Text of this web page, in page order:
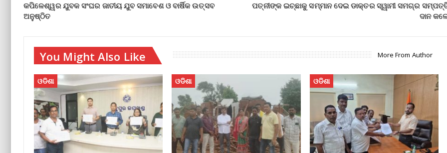
କପିଳେଶ୍ୱର ଯୁବକ ସଂଘର ଜାତୀୟ ଯୁବ ସମାବେଶ ଓ ବାର୍ଷିକ ଉତ୍ସବ
ଅନୁଷ୍ଠିତ
ପତ୍ନୀଙ୍କ ଇଚ୍ଛାକୁ ସମ୍ମାନ ଦେଇ ଡାକ୍ତର ସ୍ୱାମୀ ସମଗ୍ର
ଦାନ
You Might Also Like More From Author
ଓଡିଶା ଓଡିଶା ଓଡିଶା